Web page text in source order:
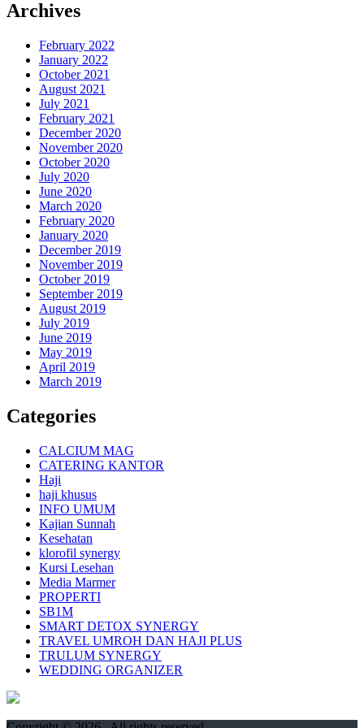
Archives
February 2022
January 2022
October 2021
August 2021
July 2021
February 2021
December 2020
November 2020
October 2020
July 2020
June 2020
March 2020
February 2020
January 2020
December 2019
November 2019
October 2019
September 2019
August 2019
July 2019
June 2019
May 2019
April 2019
March 2019
Categories
CALCIUM MAG
CATERING KANTOR
Haji
haji khusus
INFO UMUM
Kajian Sunnah
Kesehatan
klorofil synergy
Kursi Lesehan
Media Marmer
PROPERTI
SB1M
SMART DETOX SYNERGY
TRAVEL UMROH DAN HAJI PLUS
TRULUM SYNERGY
WEDDING ORGANIZER